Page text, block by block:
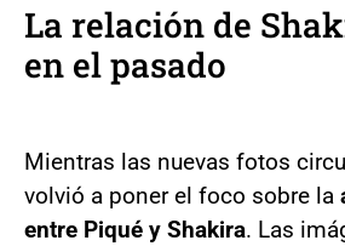
La relación de
en el pasado
Mientras las nuevas fotos
volvió a poner el foco sobre la
entre Piqué y Shakira. Las